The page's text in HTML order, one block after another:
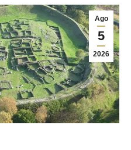
Ago
5
2026